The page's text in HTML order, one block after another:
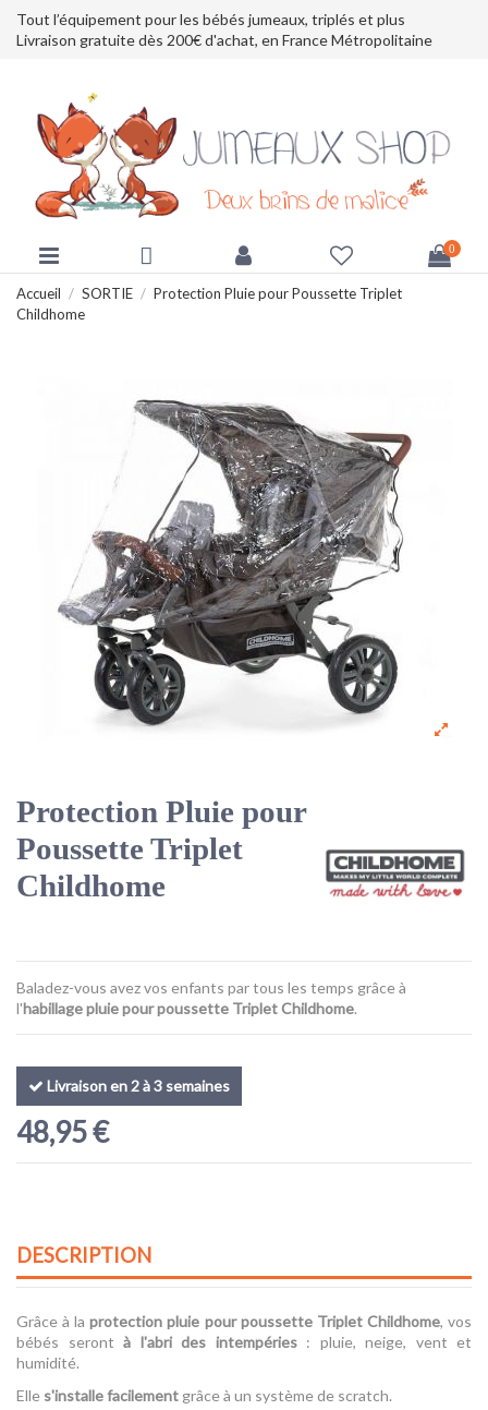
Tout l’équipement pour les bébés jumeaux, triplés et plus
Livraison gratuite dès 200€ d'achat, en France Métropolitaine
0
Accueil SORTIE
Protection Pluie pour Poussette Triplet
Childhome
Protection Pluie pour
Poussette Triplet
Childhome
Baladez-vous avez vos enfants par tous les temps grâce à
l'habillage pluie pour poussette Triplet Childhome.
Livraison en 2 à 3 semaines
48,95 €
DESCRIPTION
Grâce à laprotection pluie pour poussette TripletChildhome, vos
bébés seront à l'abri des intempéries: pluie, neige, vent et
humidité.
Elle s'installe facilement grâce à un système de scratch.